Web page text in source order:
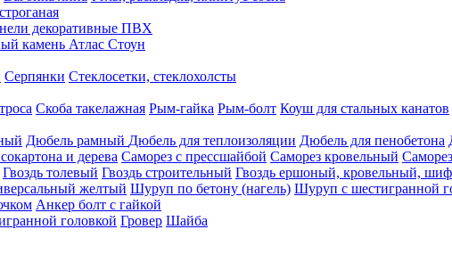
декоративные ПВХ
камень Атлас Стоун
Серпянки Стеклосетки, стеклохолсты
Скоба такелажная Рым-гайка Рым-болт Коуш для стальных канатов
Дюбель рамный Дюбель для теплоизоляции Дюбель для пенобетона
и дерева Саморез с прессшайбой Саморез кровельный
Гвоздь толевый Гвоздь строительный Гвоздь ершоный, кровельный,
желтый Шуруп по бетону (нагель) Шуруп с шестигранной
Анкер болт с гайкой
головкой Гровер Шайба